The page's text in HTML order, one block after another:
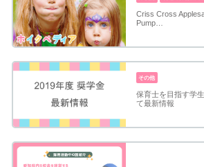
Criss Cross
Pump…
その他
保育士を目指す学
て最新情報